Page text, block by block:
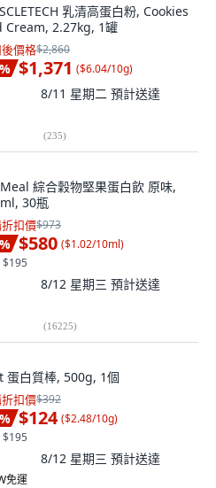
乳清高蛋白粉, Cookies
Cream, 2.27kg, 1罐
價格$2,860
% $1,371 ($6.04/10g)
8/11 星期二 預計送達
(235)
綜合穀物堅果蛋白飲 原味,
30瓶
扣價$973
% $580 ($1.02/10ml)
$195
8/12 星期三 預計送達
(16225)
蛋白質棒, 500g, 1個
扣價$392
% $124 ($2.48/10g)
$195
8/12 星期三 預計送達
免運